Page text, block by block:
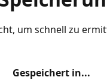
um schnell zu
Gespeichert in...